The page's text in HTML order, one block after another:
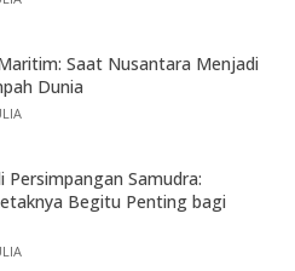
Saat Nusantara Menjadi
Dunia
Persimpangan Samudra:
Begitu Penting bagi